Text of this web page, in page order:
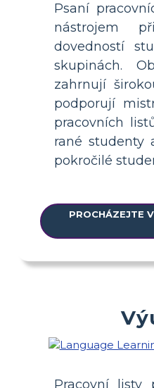
Psaní
nástrojem
dovedností
skupinách.
zahrnují
podporují
pracovních
rané studenty
pokročilé
PROCHÁZEJTE
Pracovní